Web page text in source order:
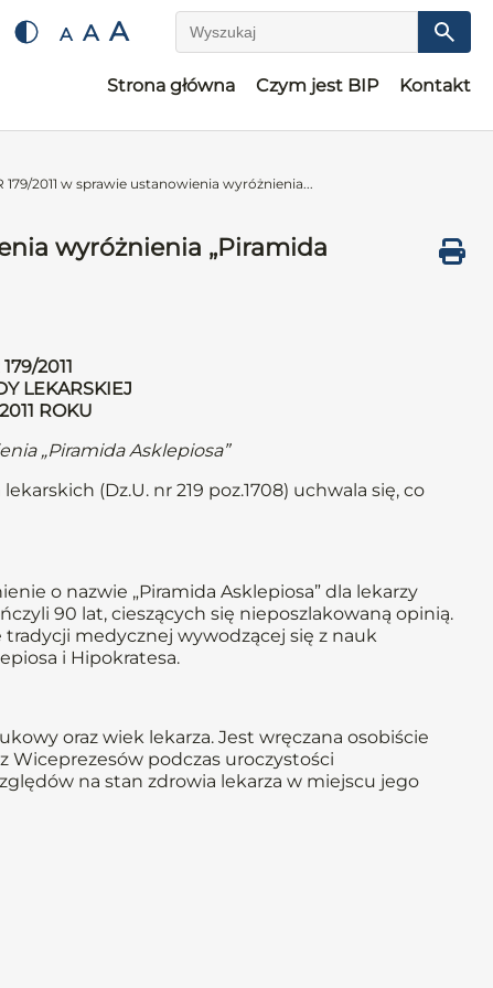
A A A Wyszukaj
Strona główna Czym jest BIP Kontakt
179/2011 w sprawie ustanowienia wyróżnienia...
wyróżnienia „Piramida
2011
LEKARSKIEJ
ROKU
„Piramida Asklepiosa”
(Dz.U. nr 219 poz.1708) uchwala się, co
o nazwie „Piramida Asklepiosa” dla lekarzy
90 lat, cieszących się nieposzlakowaną opinią.
tradycji medycznej wywodzącej się z nauk
i Hipokratesa.
oraz wiek lekarza. Jest wręczana osobiście
Wiceprezesów podczas uroczystości
na stan zdrowia lekarza w miejscu jego